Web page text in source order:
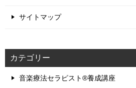
サイトマップ
カテゴリー
音楽療法セラピスト®養成講座